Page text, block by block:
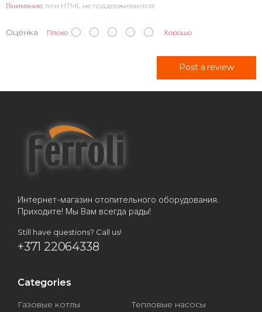
Внимание: теги HTML не поддерживаются!
Оценка Плохо Хорошо
Post a review
Интернет-магазин отопительного оборудования.
Приходите! Мы Вам всегда рады!
Still have questions? Call us!
+371 22064338
Categories
Газовые котлы
Тепловые насосы